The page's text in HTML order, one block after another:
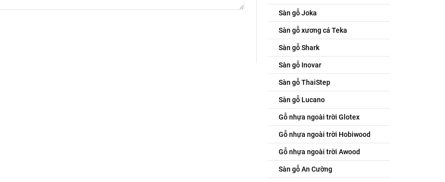
Sàn gỗ Joka
Sàn gỗ xương cá Teka
Sàn gỗ Shark
Sàn gỗ Inovar
Sàn gỗ ThaiStep
Sàn gỗ Lucano
Gỗ nhựa ngoài trời Glotex
Gỗ nhựa ngoài trời Hobiwood
Gỗ nhựa ngoài trời Awood
Sàn gỗ An Cường